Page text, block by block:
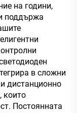
на години,
поддържа
в сложни
дистанционно
които
Постоянната